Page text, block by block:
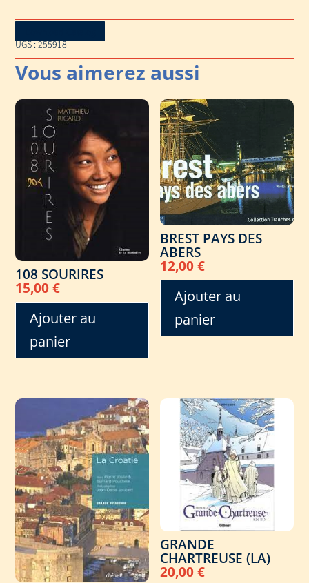
UGS :255918
108 SOURIRES
15,00€
Ajouter au
panier
BREST PAYS DES
ABERS
12,00€
Ajouter au
panier
GRANDE
CHARTREUSE (LA)
20,00€